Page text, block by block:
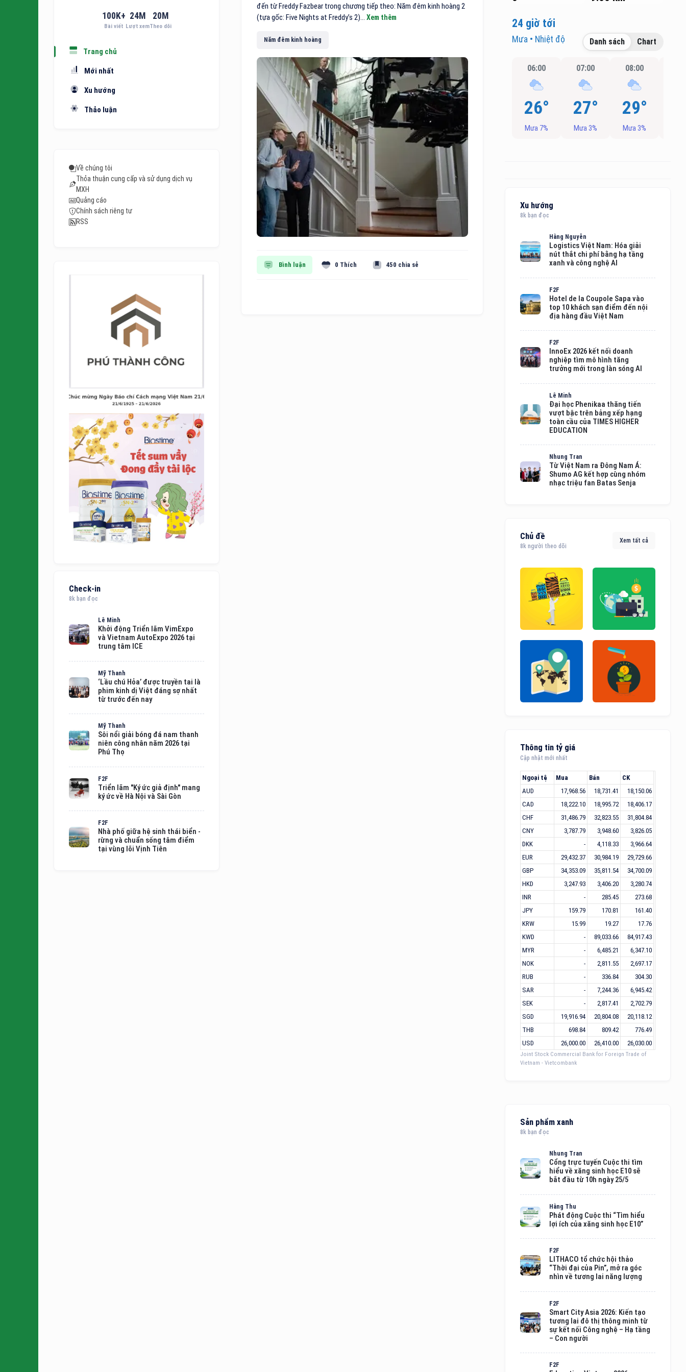
100 K+
Bài viết
24M
Lượt xem
20 M
Theo dõi
Trang chủ
Mới nhất
Xu hướng
Thảo luận
Về chúng tôi
Thỏa thuận cung cấp và sử dụng dịch vụ
MXH
Quảng cáo
Chính sách riêng tư
RSS
Check-in
8k bạn đọc
Lê Minh
Khởi động Triển lãm VimExpo
và Vietnam AutoExpo 2026 tại
trung tâm ICE
Mỹ Thanh
‘Lầu chú Hỏa’ được truyền tai là
phim kinh dị Việt đáng sợ nhất
từ trước đến nay
Mỹ Thanh
Sôi nổi giải bóng đá nam thanh
niên công nhân năm 2026 tại
Phú Thọ
F2F
Triển lãm "Ký ức giả định" mang
ký ức về Hà Nội và Sài Gòn
F2F
Nhà phố giữa hệ sinh thái biển -
rừng và chuẩn sống tâm điểm
tại vùng lõi Vịnh Tiên
đến từ Freddy Fazbear trong chương tiếp theo: Năm đêm kinh hoàng 2
(tựa gốc: Five Nights at Freddy’s 2)... Xem thêm
Năm đêm kinh hoàng
Bình luận 0 Thích 450 chia sẻ
24 giờ tới
Mưa • Nhiệt độ Danh sách Chart
06:00
26°
Mưa 7%
07:00
27°
Mưa 3%
08:00
29°
Mưa 3%
Xu hướng
8k bạn đọc
Hằng Nguyễn
Logistics Việt Nam: Hóa giải
nút thắt chi phí bằng hạ tầng
xanh và công nghệ AI
F2F
Hotel de la Coupole Sapa vào
top 10 khách sạn điểm đến nội
địa hàng đầu Việt Nam
F2F
InnoEx 2026 kết nối doanh
nghiệp tìm mô hình tăng
trưởng mới trong làn sóng AI
Lê Minh
Đại học Phenikaa thăng tiến
vượt bậc trên bảng xếp hạng
toàn cầu của TIMES HIGHER
EDUCATION
Nhung Tran
Từ Việt Nam ra Đông Nam Á:
Shumo AG kết hợp cùng nhóm
nhạc triệu fan Batas Senja
Chủ đề
8k người theo dõi
Xem tất cả
Thông tin tỷ giá
Cập nhật mới nhất
Ngoại tệ Mua Bán
CK
AUD
17,968.56 18,731.41
18,150.06
CAD
18,222.10 18,995.72
18,406.17
CHF
31,486.79 32,823.55
31,804.84
CNY
3,787.79 3,948.60
3,826.05
DKK
- 4,118.33
3,966.64
EUR
29,432.37 30,984.19
29,729.66
GBP
34,353.09 35,811.54
34,700.09
HKD
3,247.93 3,406.20
3,280.74
INR
- 285.45
273.68
JPY
159.79 170.81
161.40
KRW
15.99 19.27
17.76
KWD
- 89,033.66
84,917.43
MYR
- 6,485.21
6,347.10
NOK
- 2,811.55
2,697.17
RUB
- 336.84
304.30
SAR
- 7,244.36
6,945.42
SEK
- 2,817.41
2,702.79
SGD
19,916.94 20,804.08
20,118.12
THB
698.84 809.42
776.49
USD
26,000.00 26,410.00 26,030.00
Joint Stock Commercial Bank for Foreign Trade of
Vietnam - Vietcombank
Sản phẩm xanh
8k bạn đọc
Nhung Tran
Cổng trực tuyến Cuộc thi tìm
hiểu về xăng sinh học E10 sẽ
bắt đầu từ 10h ngày 25/5
Hằng Thu
Phát động Cuộc thi “Tìm hiểu
lợi ích của xăng sinh học E10”
F2F
LITHACO tổ chức hội thảo
“Thời đại của Pin”, mở ra góc
nhìn về tương lai năng lượng
F2F
Smart City Asia 2026: Kiến tạo
tương lai đô thị thông minh từ
sự kết nối Công nghệ – Hạ tầng
– Con người
F2F